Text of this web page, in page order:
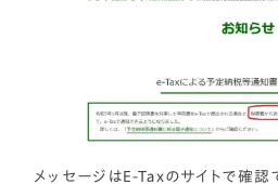
メッセージはE-Taxのサイトで確認